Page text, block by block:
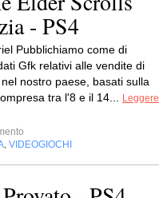
- PS4
Pubblichiamo come di
Gfk relativi alle vendite di
nostro paese, basati sulla
tra l'8 e il 14...
Leggere
VIDEOGIOCHI